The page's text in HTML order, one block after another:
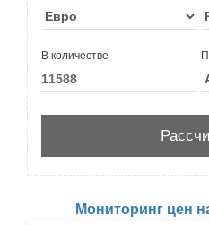
В количестве
Мониторинг цен